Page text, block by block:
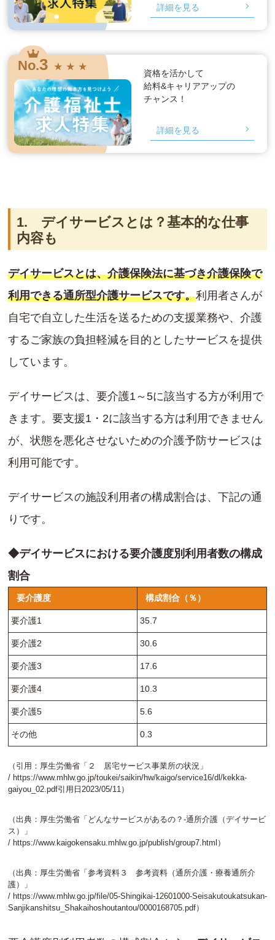
詳細を見る
No.3 ★ ★ ★
資格を活かして
給料&キャリアアップの
チャンス！
詳細を見る
1. デイサービスとは？基本的な仕事
内容も
デイサービスとは、介護保険法に基づき介護保険で
利用できる通所型介護サービスです。利用者さんが
自宅で自立した生活を送るための支援業務や、介護
するご家族の負担軽減を目的としたサービスを提供
しています。
デイサービスは、要介護1～5に該当する方が利用で
きます。要支援1・2に該当する方は利用できません
が、状態を悪化させないための介護予防サービスは
利用可能です。
デイサービスの施設利用者の構成割合は、下記の通
りです。
◆デイサービスにおける要介護度別利用者数の構成
割合
要介護度 構成割合（％）
要介護1 35.7
要介護2 30.6
要介護3 17.6
要介護4 10.3
要介護5 5.6
その他 0.3
（引用：厚生労働省「２ 居宅サービス事業所の状況」
/ https://www.mhlw.go.jp/toukei/saikin/hw/kaigo/service16/dl/kekka-
gaiyou_02.pdf引用日2023/05/11）
（出典：厚生労働省「どんなサービスがあるの？-通所介護（デイサービ
ス）」
/ https://www.kaigokensaku.mhlw.go.jp/publish/group7.html ）
（出典：厚生労働省「参考資料３ 参考資料（通所介護・療養通所介
護）」
/ https://www.mhlw.go.jp/file/05-Shingikai-12601000-Seisakutoukatsukan-
Sanjikanshitsu_Shakaihoshoutantou/0000168705.pdf）